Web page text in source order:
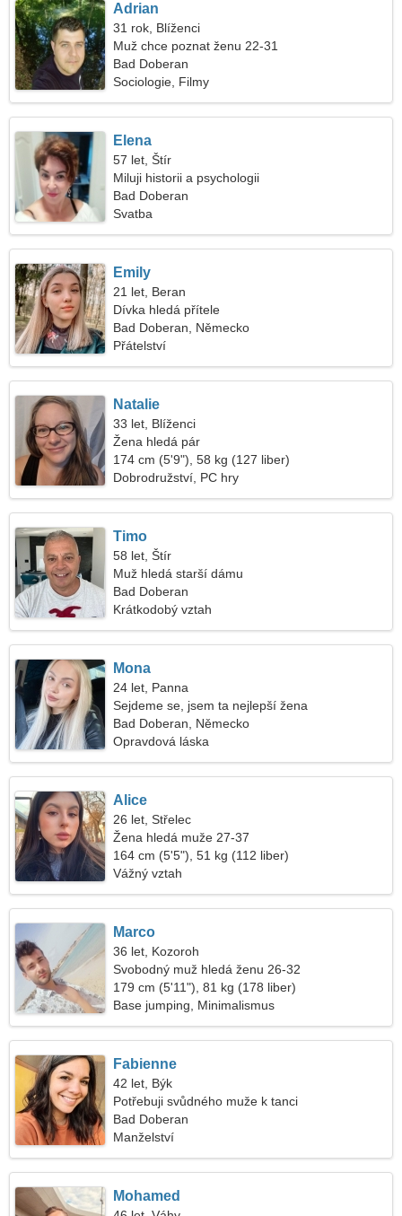
Adrian
31 rok, Blíženci
Muž chce poznat ženu 22-31
Bad Doberan
Sociologie, Filmy
Elena
57 let, Štír
Miluji historii a psychologii
Bad Doberan
Svatba
Emily
21 let, Beran
Dívka hledá přítele
Bad Doberan, Německo
Přátelství
Natalie
33 let, Blíženci
Žena hledá pár
174 cm (5'9"), 58 kg (127 liber)
Dobrodružství, PC hry
Timo
58 let, Štír
Muž hledá starší dámu
Bad Doberan
Krátkodobý vztah
Mona
24 let, Panna
Sejdeme se, jsem ta nejlepší žena
Bad Doberan, Německo
Opravdová láska
Alice
26 let, Střelec
Žena hledá muže 27-37
164 cm (5'5"), 51 kg (112 liber)
Vážný vztah
Marco
36 let, Kozoroh
Svobodný muž hledá ženu 26-32
179 cm (5'11"), 81 kg (178 liber)
Base jumping, Minimalismus
Fabienne
42 let, Býk
Potřebuji svůdného muže k tanci
Bad Doberan
Manželství
Mohamed